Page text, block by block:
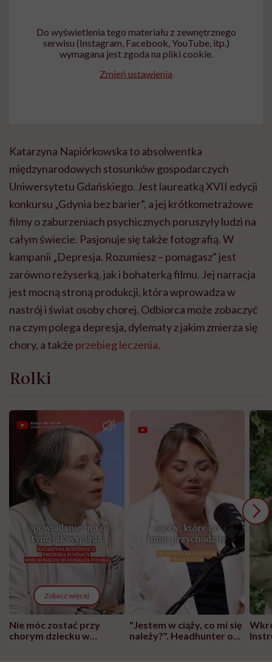
Do wyświetlenia tego materiału z zewnętrznego
serwisu (Instagram, Facebook, YouTube, itp.)
wymagana jest zgoda na pliki cookie.
Zmień ustawienia
Katarzyna Napiórkowska to absolwentka
międzynarodowych stosunków gospodarczych
Uniwersytetu Gdańskiego. Jest laureatką XVII edycji
konkursu „Gdynia bez barier”, a jej krótkometrażowe
filmy o zaburzeniach psychicznych poruszyły ludzi na
całym świecie. Pasjonuje się także fotografią. W
kampanii „Depresja. Rozumiesz – pomagasz” jest
zarówno reżyserką, jak i bohaterką filmu. Jej narracja
jest mocną stroną produkcji, która wprowadza w
nastrój i świat osoby chorej. Odbiorca może zobaczyć
na czym polega depresja, dylematy z jakim zmierza się
chory, a także przebieg leczenia.
Rolki
Zobacz więcej
Nie móc zostać przy
chorym dziecku w
"Jestem w ciąży, co mi się
należy?". Headhunter o